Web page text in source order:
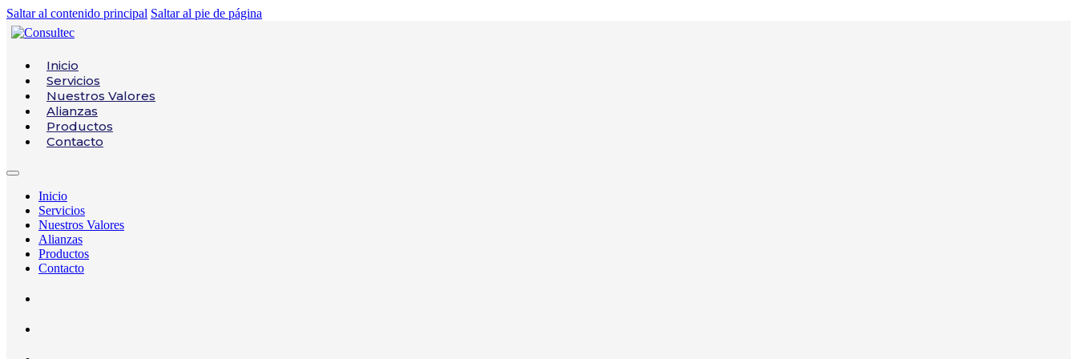
Saltar al contenido principal Saltar al pie de página
Inicio
Servicios
Nuestros Valores
Alianzas
Productos
Contacto
Inicio
Servicios
Nuestros Valores
Alianzas
Productos
Contacto